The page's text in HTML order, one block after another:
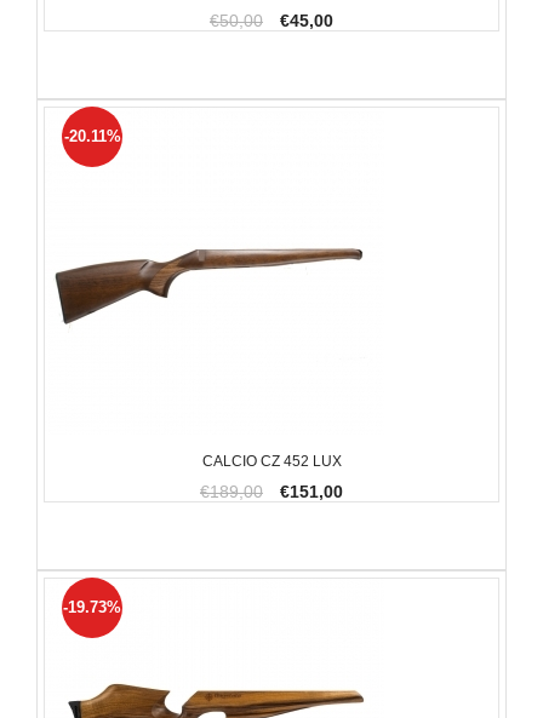
€50,00 €45,00
CALCIO CZ 452 LUX
€189,00 €151,00
-20.11%
-19.73%